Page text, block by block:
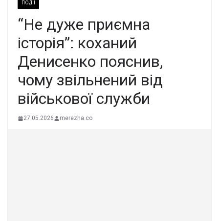
ПОДІЇ
“Не дуже приємна
історія”: коханий
Денисенко пояснив,
чому звільнений від
військової служби
27.05.2026 merezha.co